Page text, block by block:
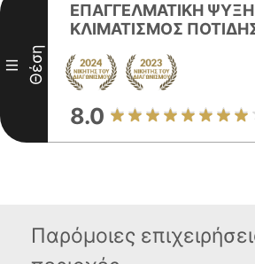
III Θέση
ΕΠΑΓΓΕΛΜΑΤΙΚΗ
ΚΛΙΜΑΤΙΣΜΟΣ
8.0
Παρόμοιες